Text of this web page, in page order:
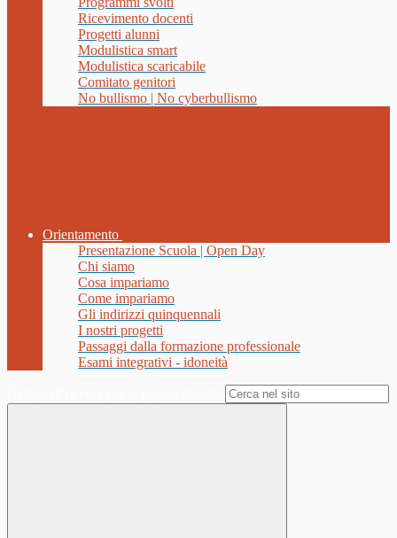
Ricevimento docenti
Progetti alunni
Modulistica smart
Modulistica scaricabile
Comitato genitori
No bullismo | No cyberbullismo
Orientamento
Presentazione Scuola | Open Day
Chi siamo
Cosa impariamo
Come impariamo
Gli indirizzi quinquennali
I nostri progetti
Passaggi dalla formazione professionale
Esami integrativi - idoneità